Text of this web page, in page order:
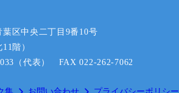
区中央二丁目9番10号
階）
（代表） FAX 022-262-7062